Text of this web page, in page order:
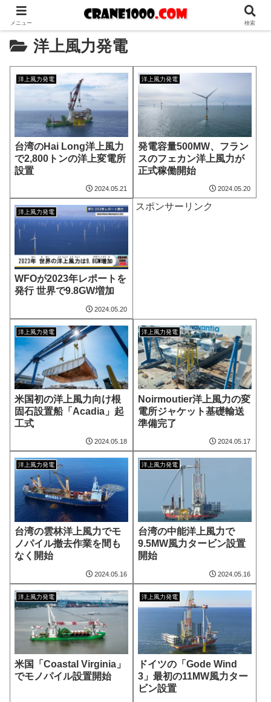
洋上風力発電
洋上風力発電
台湾のHai Long洋上風力
で2,800トンの洋上変電所
設置
2024.05.21
洋上風力発電
発電容量500MW、フラン
スのフェカン洋上風力が
正式稼働開始
2024.05.20
洋上風力発電
WFOが2023年レポートを
発行 世界で9.8GW増加
2024.05.20
スポンサーリンク
洋上風力発電
米国初の洋上風力向け根
固石設置船「Acadia」起
工式
2024.05.18
洋上風力発電
Noirmoutier洋上風力の変
電所ジャケット基礎輸送
準備完了
2024.05.17
洋上風力発電
台湾の雲林洋上風力でモ
ノパイル撤去作業を間も
なく開始
2024.05.16
洋上風力発電
台湾の中能洋上風力で
9.5MW風力タービン設置
開始
2024.05.16
洋上風力発電
米国「Coastal Virginia」
でモノパイル設置開始
洋上風力発電
ドイツの「Gode Wind
3」最初の11MW風力ター
ビン設置
メニュー 検索